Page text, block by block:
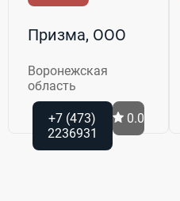
Призма, ООО
Воронежская
область
+7 (473)
2236931
0.0